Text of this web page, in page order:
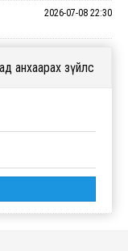
2026-07-08 22:30
анхаарах зүйлс